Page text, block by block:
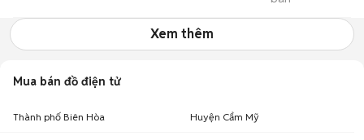
Xem thêm
Mua bán đồ điện tử
Thành phố Biên Hòa Huyện Cẩm Mỹ